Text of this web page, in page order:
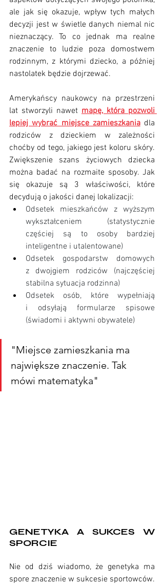
ale jak się okazuje, wpływ tych małych
decyzji jest w świetle danych niemal nic
nieznaczący. To co jednak ma realne
znaczenie to ludzie poza domostwem
rodzinnym, z którymi dziecko, a później
nastolatek będzie dojrzewać.
Amerykańscy naukowcy na przestrzeni
lat stworzyli nawet mapę, która pozwoli
lepiej wybrać miejsce zamieszkania dla
rodziców z dzieckiem w zależności
choćby od tego, jakiego jest koloru skóry.
Zwiększenie szans życiowych dziecka
można badać na rozmaite sposoby. Jak
się okazuje są 3 właściwości, które
decydują o jakości danej lokalizacji:
Odsetek mieszkańców z wyższym
wykształceniem (statystycznie
częściej są to osoby bardziej
inteligentne i utalentowane)
Odsetek gospodarstw domowych
z dwojgiem rodziców (najczęściej
stabilna sytuacja rodzinna)
Odsetek osób, które wypełniają
i odsyłają formularze spisowe
(świadomi i aktywni obywatele)
"Miejsce zamieszkania ma
największe znaczenie. Tak
mówi matematyka"
GENETYKA A SUKCES W
SPORCIE
Nie od dziś wiadomo, że genetyka ma
spore znaczenie w sukcesie sportowców.